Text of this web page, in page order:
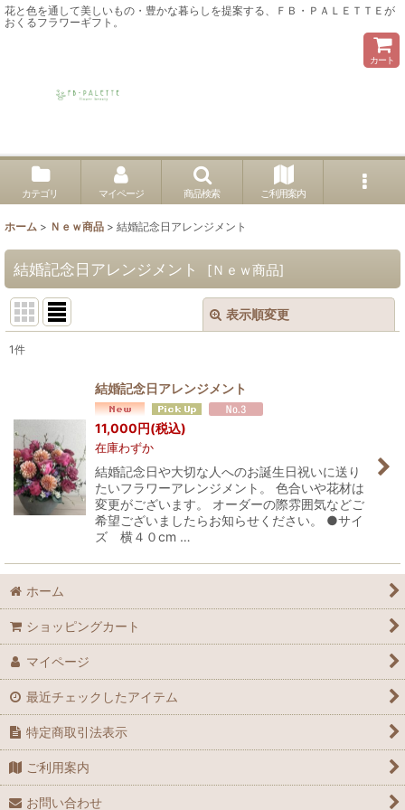
花と色を通して美しいもの・豊かな暮らしを提案する、ＦＢ・ＰＡＬＥＴＴＥが
おくるフラワーギフト。
カート
カテゴリ マイページ 商品検索 ご利用案内
ホーム > Ｎｅｗ商品 > 結婚記念日アレンジメント
結婚記念日アレンジメント [Ｎｅｗ商品]
表示順変更
並び順:
絞り込む
1件
結婚記念日アレンジメント
11,000円(税込)
在庫わずか
結婚記念日や大切な人へのお誕生日祝いに送り
たいフラワーアレンジメント。 色合いや花材は
変更がございます。 オーダーの際雰囲気などご
希望ございましたらお知らせください。 ●サイ
ズ 横４０cm …
ホーム
ショッピングカート
マイページ
最近チェックしたアイテム
特定商取引法表示
ご利用案内
お問い合わせ